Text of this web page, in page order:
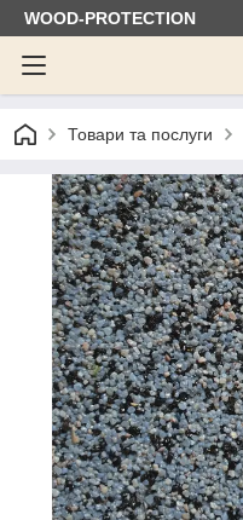
WOOD-PROTECTION
Товари та послуги